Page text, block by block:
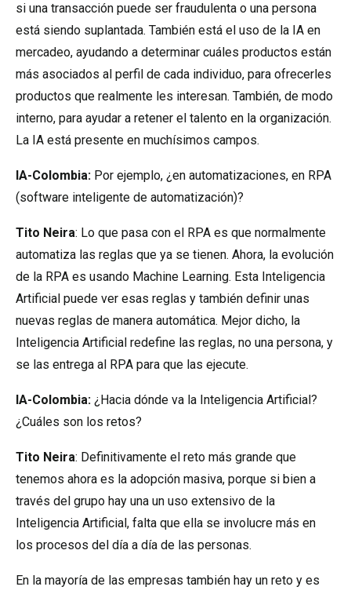
si una transacción puede ser fraudulenta o una persona
está siendo suplantada. También está el uso de la IA en
mercadeo, ayudando a determinar cuáles productos están
más asociados al perfil de cada individuo, para ofrecerles
productos que realmente les interesan. También, de modo
interno, para ayudar a retener el talento en la organización.
La IA está presente en muchísimos campos.
IA-Colombia: Por ejemplo, ¿en automatizaciones, en RPA
(software inteligente de automatización)?
Tito Neira: Lo que pasa con el RPA es que normalmente
automatiza las reglas que ya se tienen. Ahora, la evolución
de la RPA es usando Machine Learning. Esta Inteligencia
Artificial puede ver esas reglas y también definir unas
nuevas reglas de manera automática. Mejor dicho, la
Inteligencia Artificial redefine las reglas, no una persona, y
se las entrega al RPA para que las ejecute.
IA-Colombia: ¿Hacia dónde va la Inteligencia Artificial?
¿Cuáles son los retos?
Tito Neira: Definitivamente el reto más grande que
tenemos ahora es la adopción masiva, porque si bien a
través del grupo hay una un uso extensivo de la
Inteligencia Artificial, falta que ella se involucre más en
los procesos del día a día de las personas.
En la mayoría de las empresas también hay un reto y es